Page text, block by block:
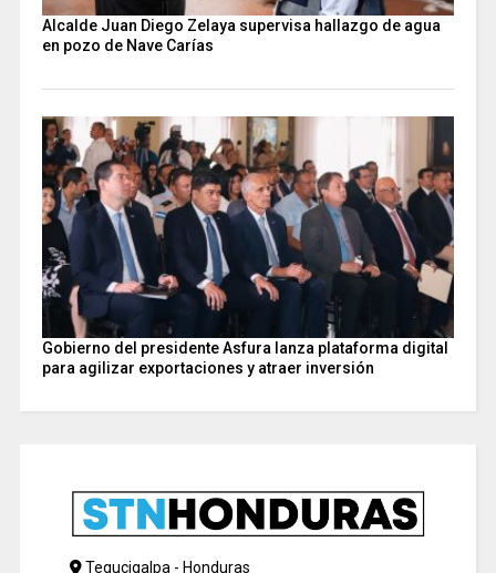
Alcalde Juan Diego Zelaya supervisa hallazgo de agua
en pozo de Nave Carías
Gobierno del presidente Asfura lanza plataforma digital
para agilizar exportaciones y atraer inversión
Tegucigalpa - Honduras